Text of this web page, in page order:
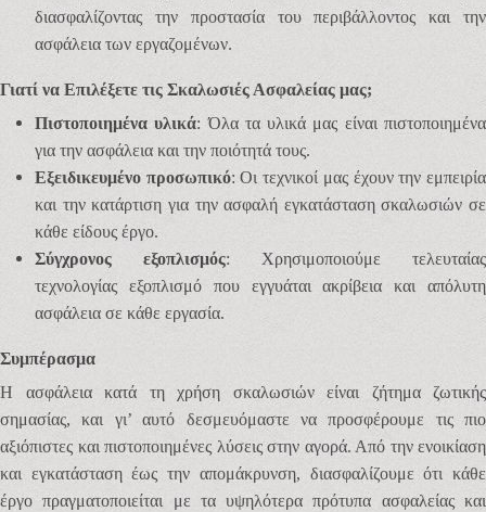
διασφαλίζοντας την προστασία του περιβάλλοντος και την
ασφάλεια των εργαζομένων.
Γιατί να Επιλέξετε τις Σκαλωσιές Ασφαλείας μας;
Πιστοποιημένα υλικά: Όλα τα υλικά μας είναι πιστοποιημένα
για την ασφάλεια και την ποιότητά τους.
Εξειδικευμένο προσωπικό: Οι τεχνικοί μας έχουν την εμπειρία
και την κατάρτιση για την ασφαλή εγκατάσταση σκαλωσιών σε
κάθε είδους έργο.
Σύγχρονος εξοπλισμός: Χρησιμοποιούμε τελευταίας
τεχνολογίας εξοπλισμό που εγγυάται ακρίβεια και απόλυτη
ασφάλεια σε κάθε εργασία.
Συμπέρασμα
Η ασφάλεια κατά τη χρήση σκαλωσιών είναι ζήτημα ζωτικής
σημασίας, και γι’ αυτό δεσμευόμαστε να προσφέρουμε τις πιο
αξιόπιστες και πιστοποιημένες λύσεις στην αγορά. Από την ενοικίαση
και εγκατάσταση έως την απομάκρυνση, διασφαλίζουμε ότι κάθε
έργο πραγματοποιείται με τα υψηλότερα πρότυπα ασφαλείας και